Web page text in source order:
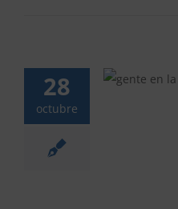
28
octubre
el ruido de
discotecas